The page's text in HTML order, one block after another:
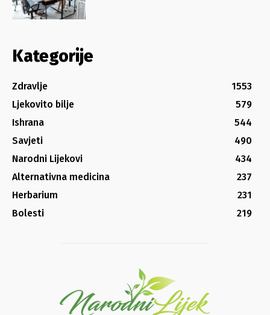
Kategorije
Zdravlje
1553
Ljekovito bilje
579
Ishrana
544
Savjeti
490
Narodni Lijekovi
434
Alternativna medicina
237
Herbarium
231
Bolesti
219